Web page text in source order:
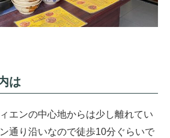
は
エンの中心地からは少し離れてい
通り沿いなので徒歩10分ぐらいで